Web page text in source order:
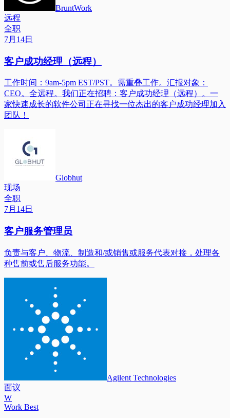
BruntWork
远程
全职
7月14日
客户成功经理（远程）
工作时间：9am-5pm EST/PST。需重叠工作。汇报对象：
CEO。全远程。我们正在招聘：客户成功经理（远程）。一
家快速成长的软件公司正在寻找一位杰出的客户成功经理加入
团队！
Globhut
现场
全职
7月14日
客户服务管理员
负责与客户、物流、制造和/或销售或服务代表对接，处理各
种售前或售后服务功能。
Agilent Technologies
面议
W
Work Best